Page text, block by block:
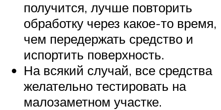
получится, лучше повторить
обработку через какое-то время,
чем передержать средство и
испортить поверхность.
На всякий случай, все средства
желательно тестировать на
малозаметном участке.